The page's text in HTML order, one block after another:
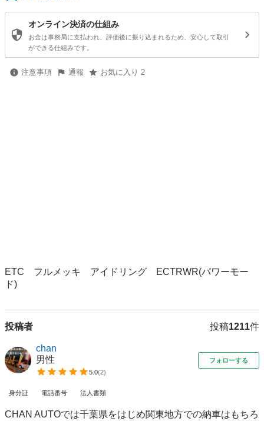
オンライン決済の仕組み
お金は事務局に支払われ、評価後に振り込まれるため、安心して取引
ができる仕組みです。
注意事項 通報 お気に入り 2
ETC　フルメッキ　アイドリング　ECTRWR(パワーモー
ド)
投稿者 投稿1211件
chan
男性
5.0(2)
フォローする
身分証 電話番号 法人書類
CHAN AUTOでは千葉県をはじめ関東地方での納車はもちろ